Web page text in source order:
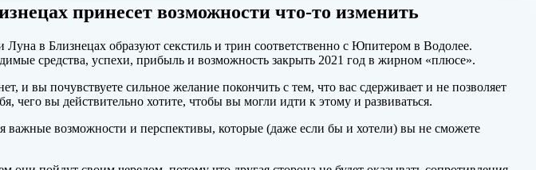
принесет возможности что-то изменить
в Близнецах образуют секстиль и трин соответственно с Юпитером в Водолее.
средства, успехи, прибыль и возможность закрыть 2021 год в жирном «плюсе».
и вы почувствуете сильное желание покончить с тем, что вас сдерживает и не позволяет
чего вы действительно хотите, чтобы вы могли идти к этому и развиваться.
важные возможности и перспективы, которые (даже если бы и хотели) вы не сможете